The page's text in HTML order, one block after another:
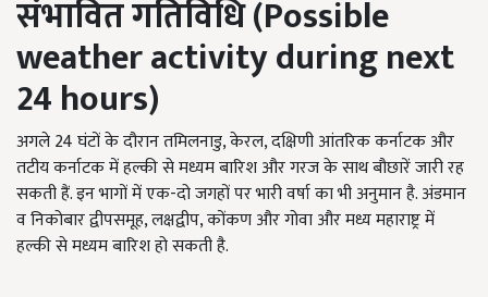
संभावित गतिविधि (Possible
weather activity during next
24hours)
अगले 24 घंटों के दौरान तमिलनाडु, केरल, दक्षिणी आंतरिक कर्नाटक और
तटीय कर्नाटक में हल्की से मध्यम बारिश और गरज के साथ बौछारें जारी रह
सकती हैं. इन भागों में एक-दो जगहों पर भारी वर्षा का भी अनुमान है. अंडमान
व निकोबार द्वीपसमूह, लक्षद्वीप, कोंकण और गोवा और मध्य महाराष्ट्र में
हल्की से मध्यम बारिश हो सकती है.